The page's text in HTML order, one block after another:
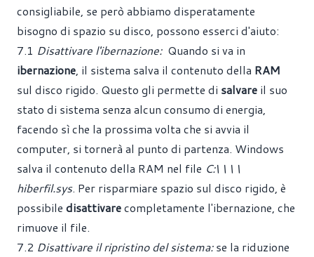
consigliabile, se però abbiamo disperatamente
bisogno di spazio su disco, possono esserci d'aiuto:
7.1 Disattivare l'ibernazione: Quando si va in
ibernazione , il sistema salva il contenuto della RAM
sul disco rigido. Questo gli permette di salvare il suo
stato di sistema senza alcun consumo di energia,
facendo sì che la prossima volta che si avvia il
computer, si tornerà al punto di partenza. Windows
salva il contenuto della RAM nel file C:\ \ \ \
hiberfil.sys. Per risparmiare spazio sul disco rigido, è
possibile disattivarecompletamente l'ibernazione, che
rimuove il file.
7.2 Disattivare il ripristino del sistema:se la riduzione